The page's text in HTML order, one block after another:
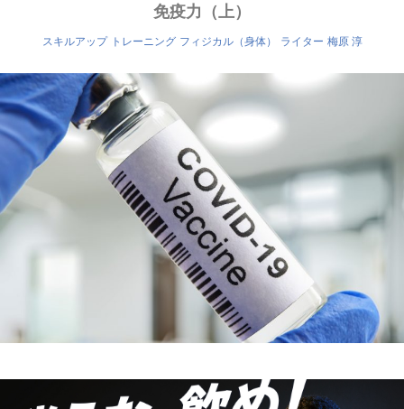
免疫力（上）
スキルアップ トレーニング フィジカル（身体） ライター 梅原 淳